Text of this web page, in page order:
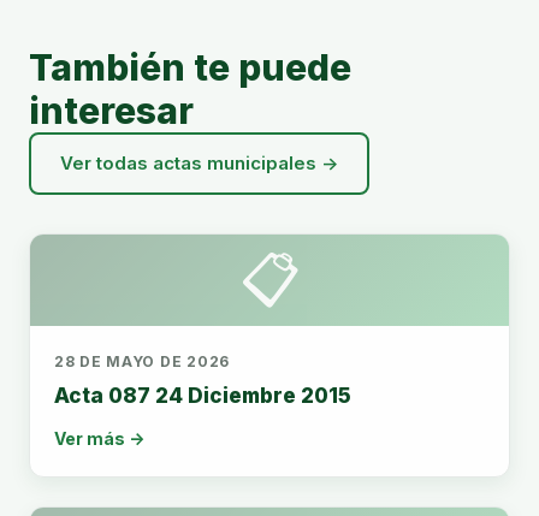
También te puede
interesar
Ver todas actas municipales →
📋
28 DE MAYO DE 2026
Acta 087 24 Diciembre 2015
Ver más →